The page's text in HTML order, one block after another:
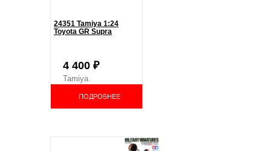
24351 Tamiya 1:24
Toyota GR Supra
4 400 ₽
Tamiya
ПОДРОБНЕЕ